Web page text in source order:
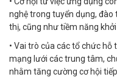
nghệ trong tuyển dụng, đào
thị, cũng như tiềm năng
• Vai trò của các tổ chức hỗ
mạng lưới các trung tâm,
nhằm tăng cường cơ hội